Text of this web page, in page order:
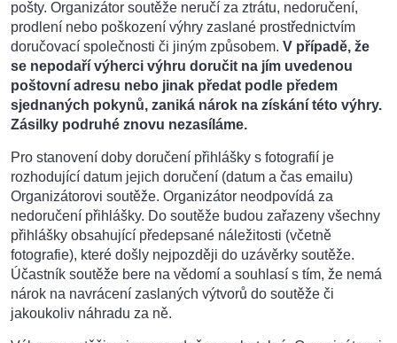
pošty. Organizátor soutěže neručí za ztrátu, nedoručení,
prodlení nebo poškození výhry zaslané prostřednictvím
doručovací společnosti či jiným způsobem. V případě, že
se nepodaří výherci výhru doručit na jím uvedenou
poštovní adresu nebo jinak předat podle předem
sjednaných pokynů, zaniká nárok na získání této výhry.
Zásilky podruhé znovu nezasíláme.
Pro stanovení doby doručení přihlášky s fotografií je
rozhodující datum jejich doručení (datum a čas emailu)
Organizátorovi soutěže. Organizátor neodpovídá za
nedoručení přihlášky. Do soutěže budou zařazeny všechny
přihlášky obsahující předepsané náležitosti (včetně
fotografie), které došly nejpozději do uzávěrky soutěže.
Účastník soutěže bere na vědomí a souhlasí s tím, že nemá
nárok na navrácení zaslaných výtvorů do soutěže či
jakoukoliv náhradu za ně.